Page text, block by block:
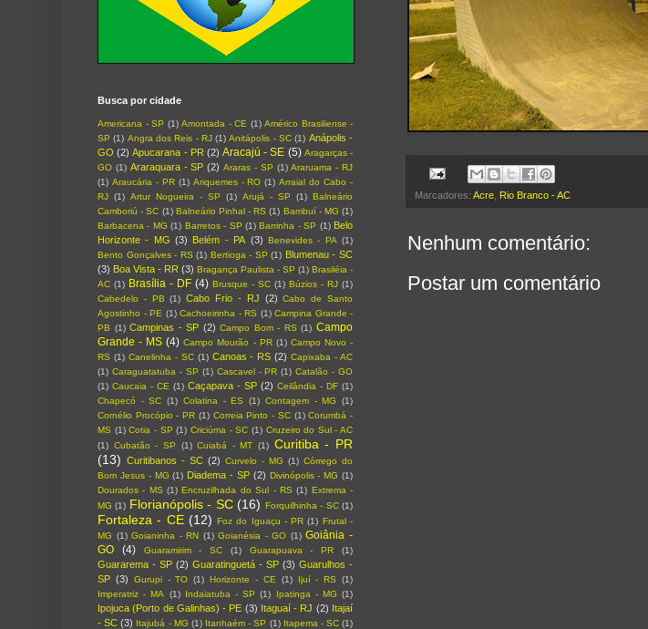
Marcadores: Acre Rio Branco - AC
Nenhum comentário:
Postar um comentário
Busca por cidade
Americana - SP (1) Amontada - CE (1) Américo Brasiliense -
SP (1) Angra dos Reis - RJ (1) Anitápolis - SC (1) Anápolis -
GO (2) Apucarana - PR (2) Aracajú - SE (5) Aragarças -
GO (1) Araraquara - SP (2) Araras - SP (1) Araruama - RJ
(1) Araucária - PR (1) Ariquemes - RO (1) Arraial do Cabo -
RJ (1) Artur Nogueira - SP (1) Arujá - SP (1) Balneário
Camboriú - SC (1) Balneário Pinhal - RS (1) Bambuí - MG (1)
Barbacena - MG (1) Barretos - SP (1) Barrinha - SP (1) Belo
Horizonte - MG (3) Belém - PA (3) Benevides - PA (1)
Bento Gonçalves - RS (1) Bertioga - SP (1) Blumenau - SC
(3) Boa Vista - RR (3) Bragança Paulista - SP (1) Brasiléia -
AC (1) Brasília - DF (4) Brusque - SC (1) Búzios - RJ (1)
Cabedelo - PB (1) Cabo Frio - RJ (2) Cabo de Santo
Agostinho - PE (1) Cachoeirinha - RS (1) Campina Grande -
PB (1) Campinas - SP (2) Campo Bom - RS (1) Campo
Grande - MS (4) Campo Mourão - PR (1) Campo Novo -
RS (1) Canelinha - SC (1) Canoas - RS (2) Capixaba - AC
(1) Caraguatatuba - SP (1) Cascavel - PR (1) Catalão - GO
(1) Caucaia - CE (1) Caçapava - SP (2) Ceilândia - DF (1)
Chapecó - SC (1) Colatina - ES (1) Contagem - MG
(1)
Cornélio Procópio - PR (1) Correia Pinto - SC (1) Corumbá -
MS (1) Cotia - SP (1) Criciúma - SC (1) Cruzeiro do Sul - AC
(1) Cubatão - SP (1) Cuiabá - MT (1) Curitiba - PR
(13) Curitibanos - SC (2) Curvelo - MG (1) Córrego do
Bom Jesus - MG (1) Diadema - SP (2) Divinópolis - MG (1)
Dourados - MS (1) Encruzilhada do Sul - RS (1) Extrema -
MG (1) Florianópolis - SC (16) Forquilhinha - SC (1)
Fortaleza - CE (12) Foz do Iguaçu - PR (1) Frutal -
MG (1) Goianinha - RN (1) Goianésia - GO (1) Goiânia -
GO
(4) Guaramirim - SC (1) Guarapuava - PR (1)
Guararema - SP (2) Guaratinguetá - SP (3) Guarulhos -
SP (3) Gurupi - TO (1) Horizonte - CE (1) Ijuí - RS
(1)
Imperatriz - MA
(1) Indaiatuba - SP (1) Ipatinga - MG (1)
Ipojuca (Porto de Galinhas) - PE (3) Itaguaí - RJ (2) Itajaí
- SC (3) Itajubá - MG (1) Itanhaém - SP (1) Itapema - SC (1)